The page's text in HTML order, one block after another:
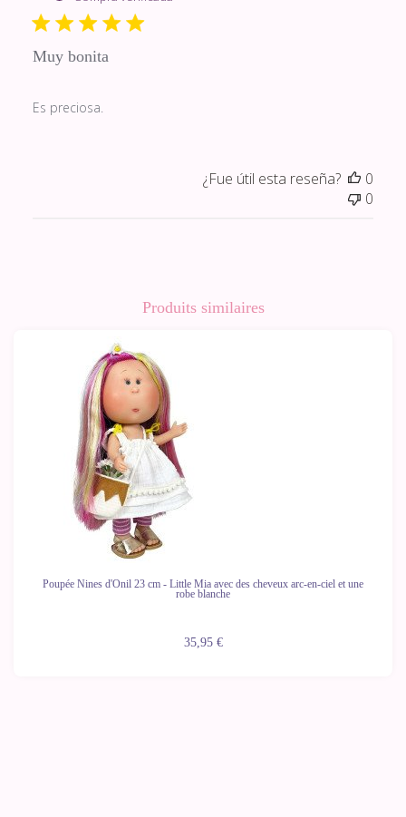
Muy bonita
Es preciosa.
¿Fue útil esta reseña?
0
0
Produits similaires
Poupée Nines d'Onil 23 cm - Little Mia avec des cheveux arc-en-ciel et une
robe blanche
35,95 €